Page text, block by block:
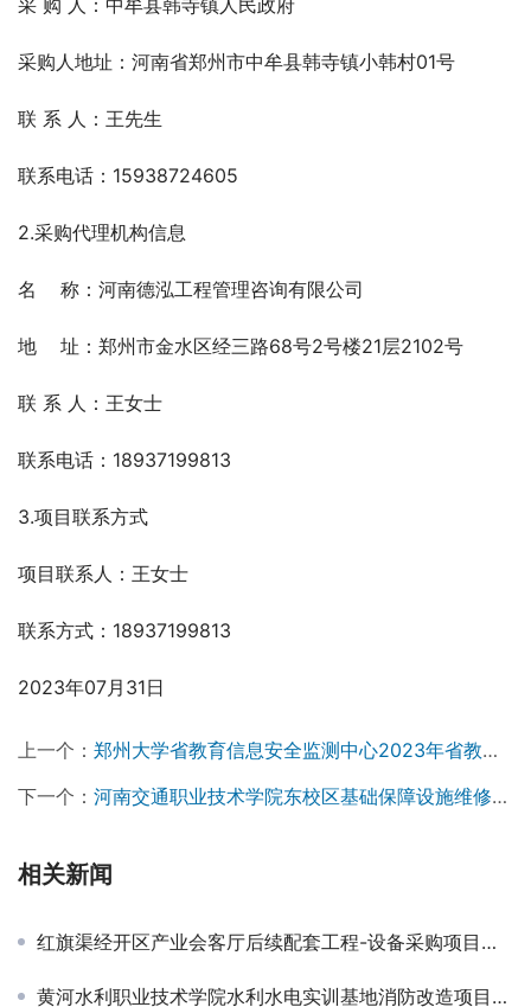
采 购 人：中牟县韩寺镇人民政府
采购人地址：河南省郑州市中牟县韩寺镇小韩村01号
联 系 人：王先生
联系电话：15938724605
2.采购代理机构信息
名    称：河南德泓工程管理咨询有限公司
地    址：郑州市金水区经三路68号2号楼21层2102号
联 系 人：王女士
联系电话：18937199813
3.项目联系方式
项目联系人：王女士
联系方式：18937199813
2023年07月31日
上一个： 郑州大学省教育信息安全监测中心2023年省教育系统攻防演练委托业务采购项目-竞争性磋商公告
下一个： 河南交通职业技术学院东校区基础保障设施维修—体育场看台修缮项目-竞争性磋商公告
相关新闻
红旗渠经开区产业会客厅后续配套工程-设备采购项目成交结果公告
黄河水利职业技术学院水利水电实训基地消防改造项目竞争性磋商公告￼